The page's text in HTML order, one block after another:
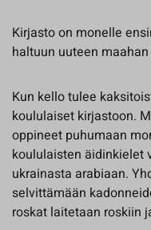
Kirjasto on monelle
haltuun uuteen
Kun kello tulee
koululaiset kirjastoon.
oppineet puhumaan
koululaisten äidinkielet
ukrainasta arabiaan.
selvittämään
roskat laitetaan roskiin